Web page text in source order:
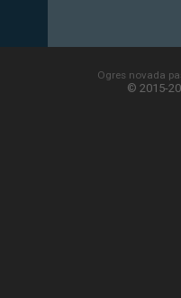
Ogres novada
© 2015-